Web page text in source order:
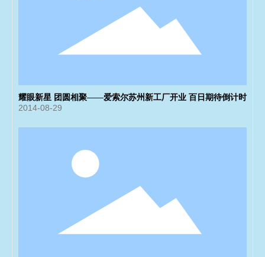
耀眼新星 团圆相聚——爱索尔苏州新工厂开业 百日期待倒计时
2014-08-29